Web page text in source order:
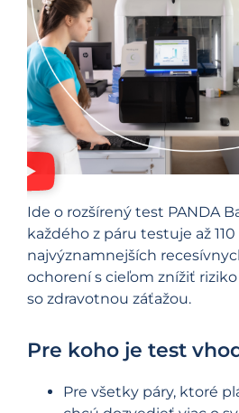
Ide o rozšírený test PANDA
každého z páru testuje až
najvýznamnejších
ochorení s cieľom znížiť
so zdravotnou záťažou.
Pre koho je test
Pre všetky páry, ktoré